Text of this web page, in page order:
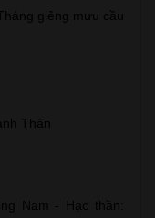
giêng mưu cầu
Thân
Nam - Hạc thần: